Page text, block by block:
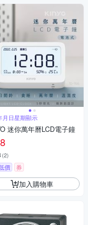
月日星期顯示
迷你萬年曆LCD電子鐘
(2)
價 券
加入購物車